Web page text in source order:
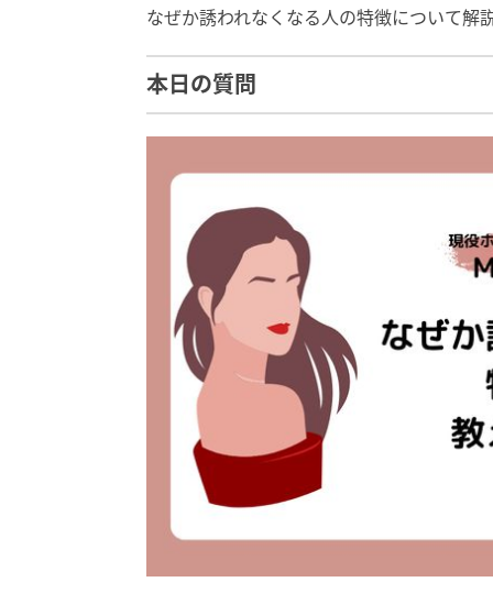
なぜか誘われなくなる人の特徴について解
本日の質問